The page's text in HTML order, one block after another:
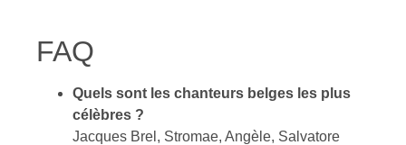
FAQ
Quels sont les chanteurs belges les plus
célèbres ?
Jacques Brel, Stromae, Angèle, Salvatore